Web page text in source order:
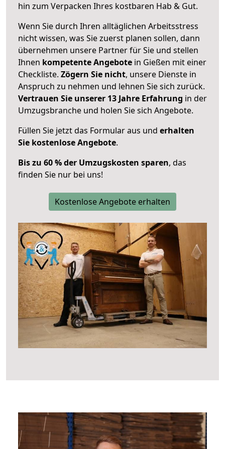
hin zum Verpacken Ihres kostbaren Hab & Gut.
Wenn Sie durch Ihren alltäglichen Arbeitsstress
nicht wissen, was Sie zuerst planen sollen, dann
übernehmen unsere Partner für Sie und stellen
Ihnen kompetente Angebote in Gießen mit einer
Checkliste. Zögern Sie nicht, unsere Dienste in
Anspruch zu nehmen und lehnen Sie sich zurück.
Vertrauen Sie unserer 13 Jahre Erfahrung in der
Umzugsbranche und holen Sie sich Angebote.
Füllen Sie jetzt das Formular aus und erhalten
Sie kostenlose Angebote.
Bis zu 60 % der Umzugskosten sparen, das
finden Sie nur bei uns!
Kostenlose Angebote erhalten